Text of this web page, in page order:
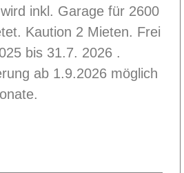
inkl. Garage für 2600
Kaution 2 Mieten. Frei
bis 31.7. 2026 .
ab 1.9.2026 möglich